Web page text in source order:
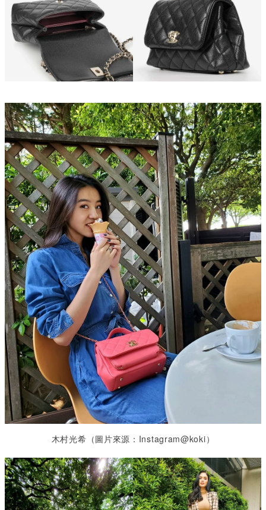
木村光希（圖片來源：Instagram@koki）